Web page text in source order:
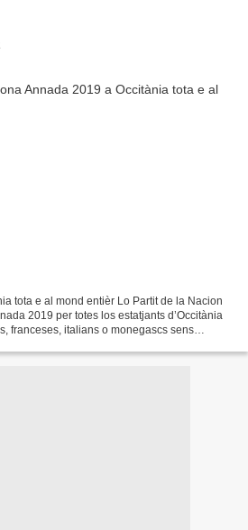
tota e al mond entièr Lo Partit de la Nacion
2019 per totes los estatjants d’Occitània
franceses, italians o monegascs sens